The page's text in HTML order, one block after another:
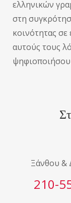
ελληνικών
στη
κοινότητας σε
αυτούς τους
Ξάνθου &
210-